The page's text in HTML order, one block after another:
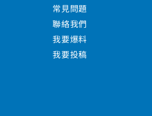
常見問題
聯絡我們
我要爆料
我要投稿